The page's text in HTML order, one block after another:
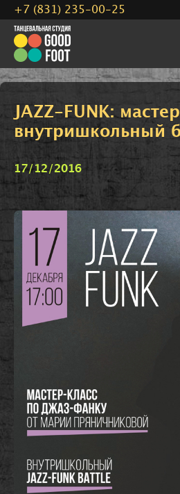
JAZZ-FUNK:
внутришкольный
17/12/2016
+7 (831) 235-00-25